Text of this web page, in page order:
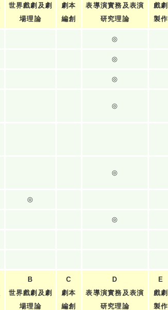
世界戲劇及劇
場理論
劇本
編創
表導演實務及表演
研究理論
戲劇
製作
◎
◎
◎
◎
◎
◎
◎
B
世界戲劇及劇
場理論
C
劇本
編創
D
表導演實務及表演
研究理論
E
戲劇
製作